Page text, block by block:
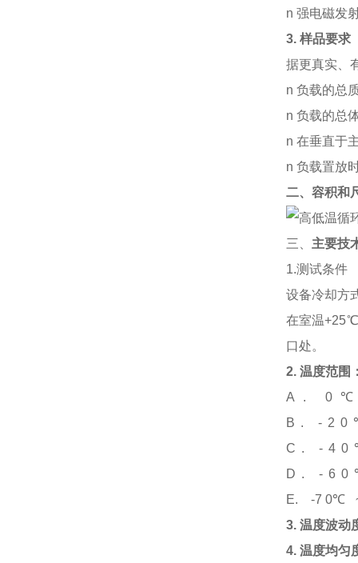
n 强电磁发
3. 样品要求
据更真实、
n 负载的总
n 负载的总
n 在垂直于
n 负载置放
二、 容积和
三、 主要技
1.测试条件
设备冷却方
在室温+25℃
口处。
2. 温度范围
A.
B. -
C. -
D. -
E. -7 0
3. 温度波动
4. 温度均匀